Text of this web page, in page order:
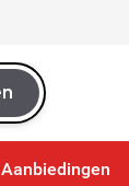
Aanbiedingen